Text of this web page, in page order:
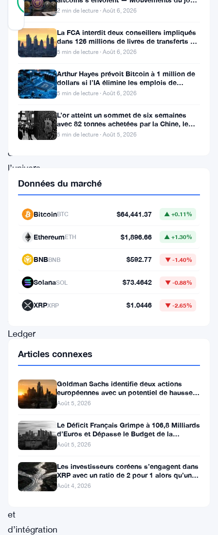
RÉEL
Mis à jour 10 mois il y a
XRP
2025
les
esprits
dans
l’univers
crypto,
mettant
l’intérêt
mondial
pour
l’écosystème
Ledger
(XRPL)
les
progrès
significatifs
matière
staking,
et
d’intégration
6 août
2 min de lecture · Août 6, 2026
La FCA interdit deux conseillers impliqués
dans 126 millions de livres de transferts de
retraite
5 min de lecture · Août 6, 2026
Arthur Hayes prévoit Bitcoin à 1 million de
dollars si l’IA élimine les emplois de
bureau
5 min de lecture · Août 6, 2026
L’or atteint un sommet de six semaines
avec 82 tonnes achetées par la Chine, le
Bitcoin stagne
5 min de lecture · Août 5, 2026
Données du marché
BitcoinBTC $64,441.37 ▲ +0.11%
EthereumETH $1,896.66 ▲ +1.30%
BNBBNB $592.77 ▼ -1.40%
SolanaSOL $73.4642 ▼ -0.88%
XRPXRP $1.0446 ▼ -2.65%
Articles connexes
Goldman Sachs identifie deux actions
européennes avec un potentiel de hausse
de plus de 100 %
Août 5, 2026
Le Déficit Français Grimpe à 106,8 Milliards
d’Euros et Dépasse le Budget de la
Défense
Août 5, 2026
Les investisseurs coréens s’engagent dans
XRP avec un ratio de 2 pour 1 alors qu’un
canal de 80 jours se
Août 4, 2026